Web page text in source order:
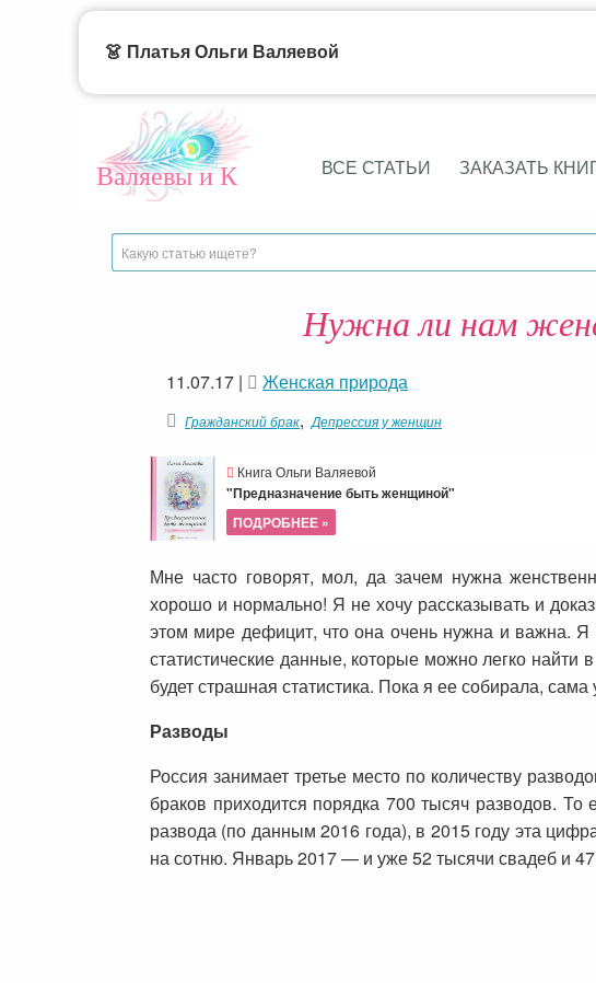
Валяевы и К ВСЕ СТАТЬИ ЗАКАЗАТЬ
Нужна ли нам
11.07.17 | Женская природа
Гражданский брак, Депрессия у женщин
Книга Ольги Валяевой
"Предназначение быть женщиной"
ПОДРОБНЕЕ »
Мне часто говорят, мол, да зачем нужна
хорошо и нормально! Я не хочу рассказывать и
этом мире дефицит, что она очень нужна и важна.
статистические данные, которые можно легко найти
будет страшная статистика. Пока я ее собирала,
Разводы
Россия занимает третье место по количеству
браков приходится порядка 700 тысяч разводов.
развода (по данным 2016 года), в 2015 году эта
на сотню. Январь 2017 — и уже 52 тысячи свадеб и
👗 Платья Ольги Валяевой